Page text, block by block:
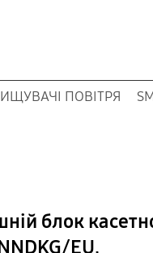
ПОВІТРЯ
блок
EU,